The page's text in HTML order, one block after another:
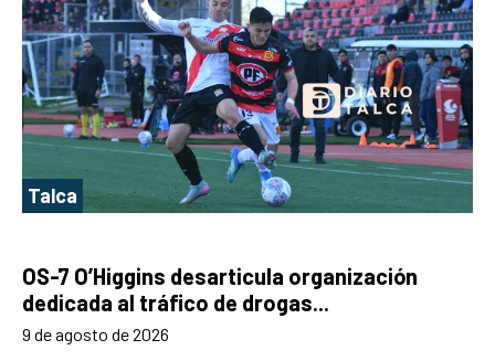
Talca
OS-7 O’Higgins desarticula organización
dedicada al tráfico de drogas...
9 de agosto de 2026